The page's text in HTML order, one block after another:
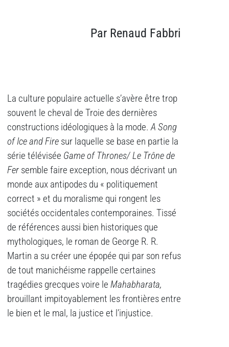
Par Renaud Fabbri
La culture populaire actuelle s’avère être trop
souvent le cheval de Troie des dernières
constructions idéologiques à la mode.A Song
of Ice and Fire sur laquelle se base en partie la
série télévisée Game of Thrones/ Le Trône de
Fer semble faire exception, nous décrivant un
monde aux antipodes du « politiquement
correct » et du moralisme qui rongent les
sociétés occidentales contemporaines. Tissé
de références aussi bien historiques que
mythologiques, le roman de George R. R.
Martin a su créer une épopée qui par son refus
de tout manichéisme rappelle certaines
tragédies grecques voire le Mahabharata,
brouillant impitoyablement les frontières entre
le bien et le mal, la justice et l’injustice.